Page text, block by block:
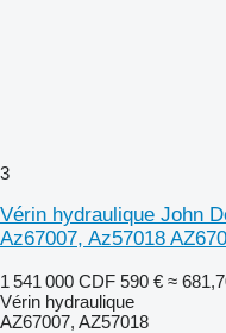
3
Vérin hydraulique John
Az67007, Az57018
1 541 000 CDF 590 € ≈
Vérin hydraulique
AZ67007, AZ57018